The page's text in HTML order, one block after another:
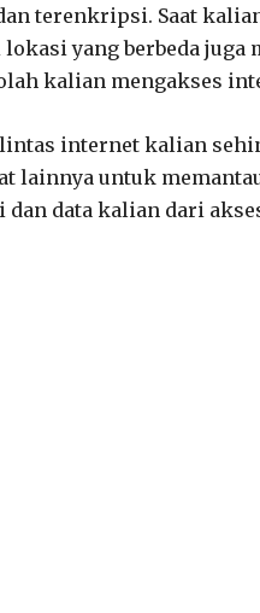
terenkripsi. Saat
yang berbeda
kalian mengakses
internet kalian
lainnya untuk
data kalian dari